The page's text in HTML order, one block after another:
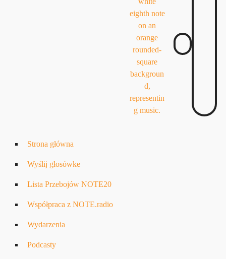
Strona główna
Wyślij głosówke
Lista Przebojów NOTE20
Współpraca z NOTE.radio
Wydarzenia
Podcasty